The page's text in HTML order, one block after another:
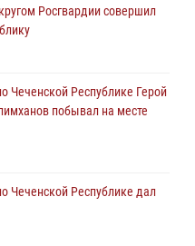
80 вражеских
конно-спортивных
Росгвардии совершил
Чеченской Республике Герой
побывал на месте
Чеченской Республике дал